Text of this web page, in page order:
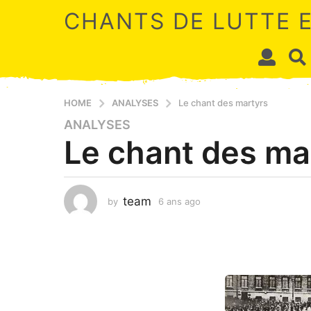
CHANTS DE LUTTE
HOME ANALYSES Le chant des martyrs
6
a
n
a
g
ANALYSES
Le chant des
by team 6 ans ago